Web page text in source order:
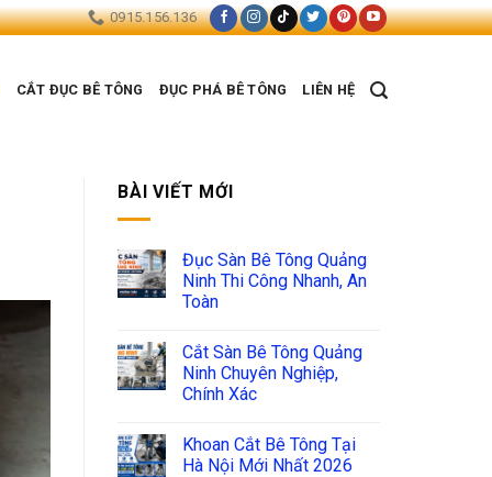
0915.156.136
CẮT ĐỤC BÊ TÔNG ĐỤC PHÁ BÊ TÔNG LIÊN HỆ
BÀI VIẾT MỚI
Đục Sàn Bê Tông Quảng
Ninh Thi Công Nhanh, An
Toàn
Cắt Sàn Bê Tông Quảng
Ninh Chuyên Nghiệp,
Chính Xác
Khoan Cắt Bê Tông Tại
Hà Nội Mới Nhất 2026